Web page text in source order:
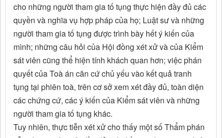
cho những người tham gia tố tụng thực hiện đầy đủ các
quyền và nghĩa vụ hợp pháp của họ; Luật sư và những
người tham gia tố tụng được trình bày hết ý kiến của
mình; những câu hỏi của Hội đồng xét xử và của Kiểm
sát viên cũng thể hiện tính khách quan hơn; việc phán
quyết của Toà án căn cứ chủ yếu vào kết quả tranh
tụng tại phiên toà, trên cơ sở xem xét đầy đủ, toàn diện
các chứng cứ, các ý kiến của Kiểm sát viên và những
người tham gia tố tụng khác.
Tuy nhiên, thực tiễn xét xử cho thấy một số Thẩm phán